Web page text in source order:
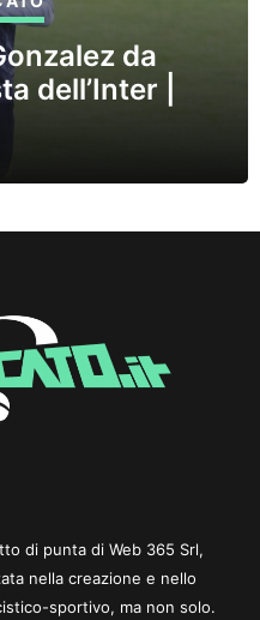
da
dell’Inter |
di punta di Web 365 Srl,
nella creazione e nello
sportivo, ma non solo.